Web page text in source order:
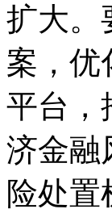
扩大。
案，优
平台，
济金融
险处